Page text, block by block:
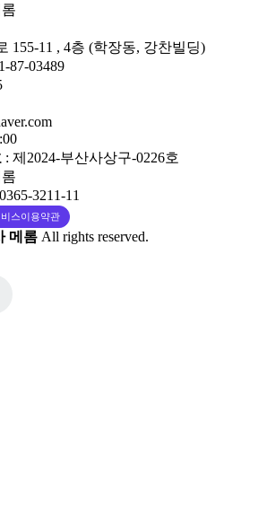
155-11 , 4층 (학장동, 강찬빌딩)
87-03489
: 제2024-부산사상구-0226호
3211-11
비스이용약관
메롬 All rights reserved.